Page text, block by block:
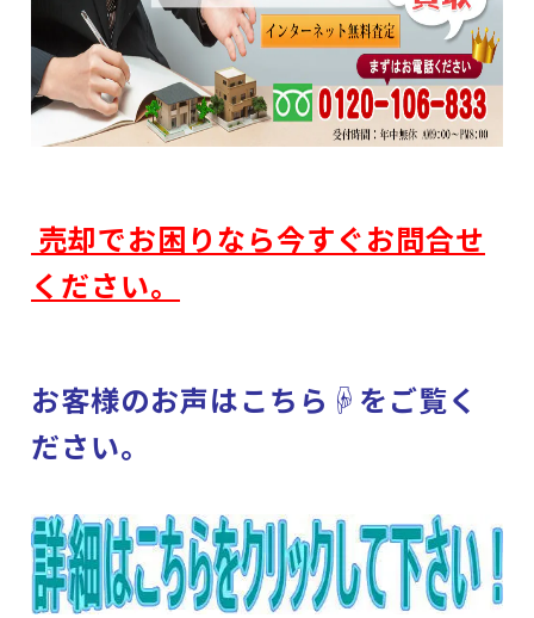
売却でお困りなら今すぐお問合せ
ください。
お客様のお声はこちら☟をご覧く
ださい。